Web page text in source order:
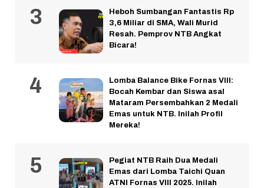
Heboh Sumbangan Fantastis Rp
3,6 Miliar di SMA, Wali Murid
Resah. Pemprov NTB Angkat
Bicara!
Lomba Balance Bike Fornas VIII:
Bocah Kembar dan Siswa asal
Mataram Persembahkan 2 Medali
Emas untuk NTB. Inilah Profil
Mereka!
Pegiat NTB Raih Dua Medali
Emas dari Lomba Taichi Quan
ATNI Fornas VIII 2025. Inilah